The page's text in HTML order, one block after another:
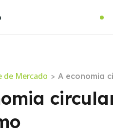
de Mercado > A economia